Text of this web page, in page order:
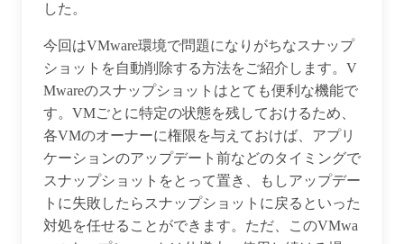
した。
今回はVMware環境で問題になりがちなスナップ
ショットを自動削除する方法をご紹介します。V
Mwareのスナップショットはとても便利な機能で
す。VMごとに特定の状態を残しておけるため、
各VMのオーナーに権限を与えておけば、アプリ
ケーションのアップデート前などのタイミングで
スナップショットをとって置き、もしアップデー
トに失敗したらスナップショットに戻るといった
対処を任せることができます。ただ、このVMwa